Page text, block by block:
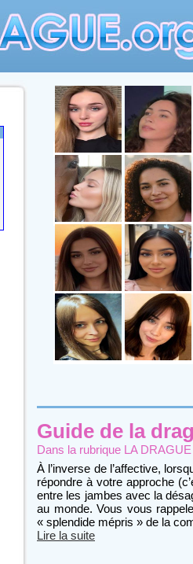
Guide de la
Dans la rubrique LA
À l’inverse de l’affective,
répondre à votre approche
entre les jambes avec la
au monde. Vous vous
« splendide mépris » de la
Lire la suite